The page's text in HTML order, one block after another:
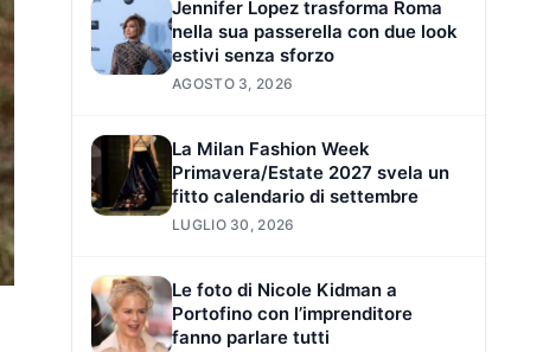
Jennifer Lopez trasforma Roma
nella sua passerella con due look
estivi senza sforzo
AGOSTO 3, 2026
La Milan Fashion Week
Primavera/Estate 2027 svela un
fitto calendario di settembre
LUGLIO 30, 2026
Le foto di Nicole Kidman a
Portofino con l’imprenditore
fanno parlare tutti